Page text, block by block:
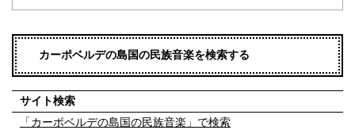
カーポベルデの島国の民族音楽を検索する
サイト検索
「カーポベルデの島国の民族音楽」で検索